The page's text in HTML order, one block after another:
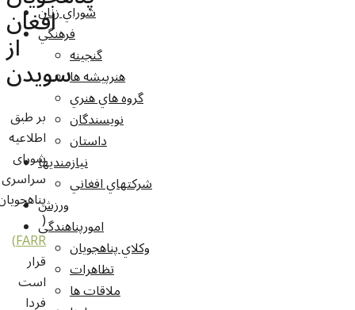
شوراي زنان
فرهنگي
گنجينه
هنرپيشه ها
گروه هاي هنري
نويسندگان
داستان
نيازمنديها
شرکتهاي افغاني
ورزش
امورپناهندگي
وکلاي پناهجويان
تظاهرات
ملاقات ها
افغان
از
سویدن
بر طبق
اطلاعیه
شورای
سراسری
(
FARR)
قرار
است
فردا